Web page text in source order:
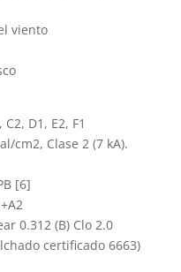
viento
D1, E2, F1
cm2, Clase 2 (7 kA).
[6]
0.312 (B) Clo 2.0
certificado 6663)